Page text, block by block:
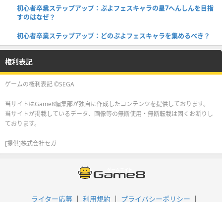
初心者卒業ステップアップ：ぷよフェスキャラの星7へんしんを目指
すのはなぜ？
初心者卒業ステップアップ：どのぷよフェスキャラを集めるべき？
権利表記
ゲームの権利表記 ©SEGA
当サイトはGame8編集部が独自に作成したコンテンツを提供しております。
当サイトが掲載しているデータ、画像等の無断使用・無断転載は固くお断りし
ております。
[提供]株式会社セガ
ライター応募 利用規約 プライバシーポリシー